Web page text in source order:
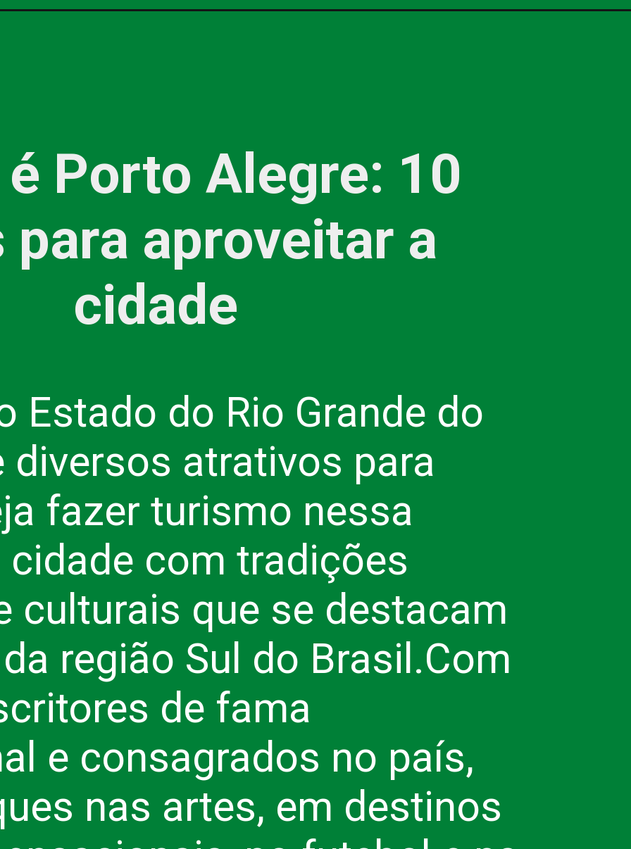
Porto Alegre: 10
para aproveitar a
cidade
Estado do Rio Grande do
diversos atrativos para
fazer turismo nessa
com tradições
culturais que se destacam
região Sul do Brasil.Com
de fama
e consagrados no país,
nas artes, em destinos